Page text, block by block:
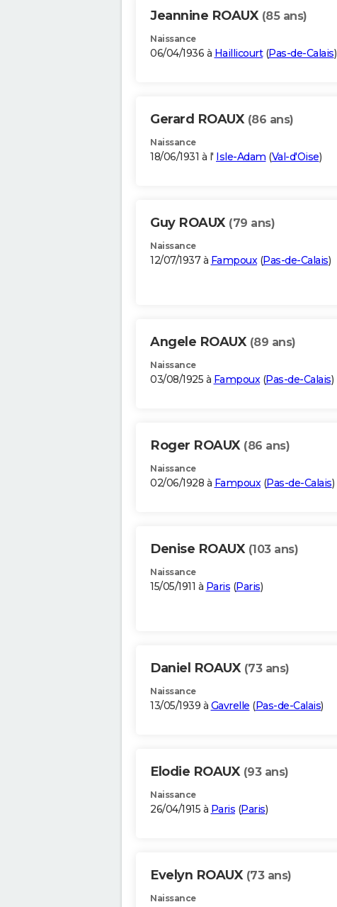
Jeannine ROAUX (85 ans)
Naissance
06/04/1936 à Haillicourt(Pas-de-Calais)
Gerard ROAUX (86 ans)
Naissance
18/06/1931 à l' Isle-Adam (Val-d'Oise)
Guy ROAUX (79 ans)
Naissance
12/07/1937 à Fampoux(Pas-de-Calais)
Angele ROAUX (89 ans)
Naissance
03/08/1925 à Fampoux(Pas-de-Calais)
Roger ROAUX (86 ans)
Naissance
02/06/1928 à Fampoux(Pas-de-Calais)
Denise ROAUX (103 ans)
Naissance
15/05/1911 à Paris (Paris)
Daniel ROAUX (73 ans)
Naissance
13/05/1939 à Gavrelle (Pas-de-Calais)
Elodie ROAUX (93 ans)
Naissance
26/04/1915 à Paris (Paris)
Evelyn ROAUX (73 ans)
Naissance